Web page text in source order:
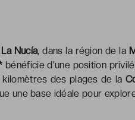
La Nucía, dans la région de la
bénéficie d'une position
des plages de la
une base idéale pour